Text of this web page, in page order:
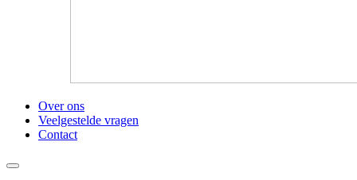
Over ons
Veelgestelde vragen
Contact